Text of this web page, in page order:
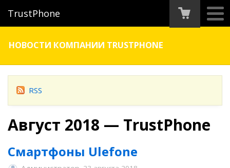
TrustPhone
НОВОСТИ КОМПАНИИ TRUSTPHONE
RSS
Август 2018 — TrustPhone
Смартфоны Ulefone